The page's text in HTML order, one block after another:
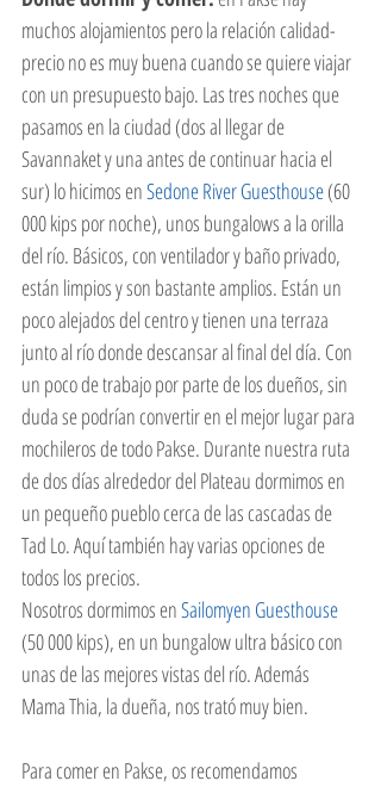
muchos alojamientos pero la relación calidad-
precio no es muy buena cuando se quiere viajar
con un presupuesto bajo. Las tres noches que
pasamos en la ciudad (dos al llegar de
Savannaket y una antes de continuar hacia el
sur) lo hicimos en Sedone River Guesthouse (60
000 kips por noche), unos bungalows a la orilla
del río. Básicos, con ventilador y baño privado,
están limpios y son bastante amplios. Están un
poco alejados del centro y tienen una terraza
junto al río donde descansar al final del día. Con
un poco de trabajo por parte de los dueños, sin
duda se podrían convertir en el mejor lugar para
mochileros de todo Pakse. Durante nuestra ruta
de dos días alrededor del Plateau dormimos en
un pequeño pueblo cerca de las cascadas de
Tad Lo. Aquí también hay varias opciones de
todos los precios.
Nosotros dormimos en Sailomyen Guesthouse
(50 000 kips), en un bungalow ultra básico con
unas de las mejores vistas del río. Además
Mama Thia, la dueña, nos trató muy bien.
Para comer en Pakse, os recomendamos